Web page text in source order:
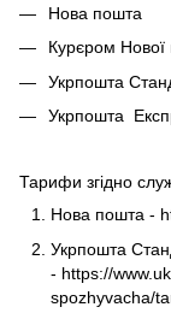
Нова пошта
Курєром Нової
Укрпошта
Укрпошта
Тарифи згідно
Нова пошта -
Укрпошта
- https://
spozhyvacha/